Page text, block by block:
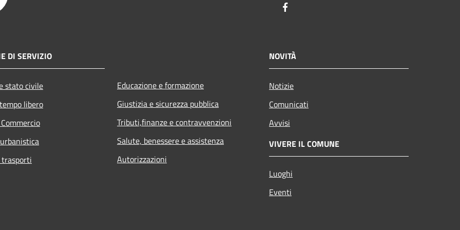
DI SERVIZIO
stato civile
libero
Educazione e formazione
Giustizia e sicurezza pubblica
Tributi,finanze e contravvenzioni
Salute, benessere e assistenza
Autorizzazioni
NOVITÀ
Notizie
Comunicati
Avvisi
VIVERE IL COMUNE
Luoghi
Eventi